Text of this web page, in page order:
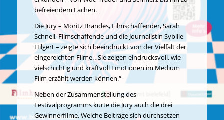
befreiendem Lachen.
Die Jury – Moritz Brandes, Filmschaffender, Sarah
Schnell, Filmschaffende und die Journalistin Sybille
Hilgert – zeigte sich beeindruckt von der Vielfalt der
eingereichten Filme. „Sie zeigen eindrucksvoll, wie
vielschichtig und kraftvoll Emotionen im Medium
Film erzählt werden können.“
Neben der Zusammenstellung des
Festivalprogramms kürte die Jury auch die drei
Gewinnerfilme. Welche Beiträge sich durchsetzen